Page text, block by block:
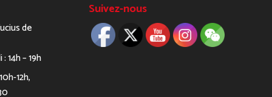
de
14h – 19h
12h,
Suivez-nous